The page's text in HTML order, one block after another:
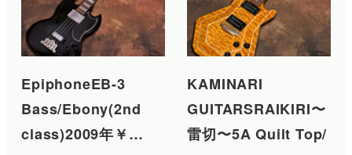
EpiphoneEB-3
Bass/Ebony(2nd
class)2009年￥…
KAMINARI
GUITARSRAIKIRI〜
雷切〜5A Quilt Top/